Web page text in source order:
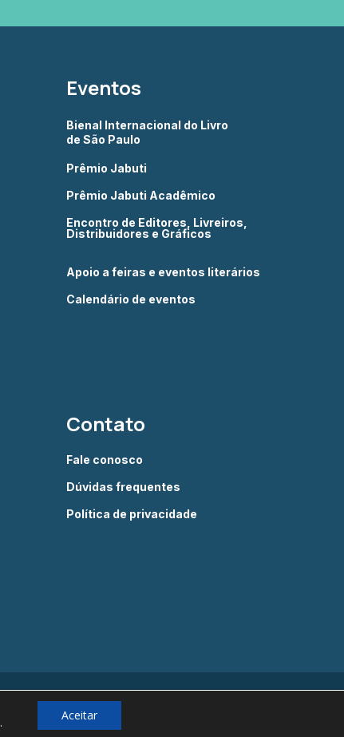
Eventos
Bienal Internacional do Livro
de São Paulo
Prêmio Jabuti
Prêmio Jabuti Acadêmico
Encontro de Editores, Livreiros,
Distribuidores e Gráficos
Apoio a feiras e eventos literários
Calendário de eventos
Contato
Fale conosco
Dúvidas frequentes
Política de privacidade
. Aceitar